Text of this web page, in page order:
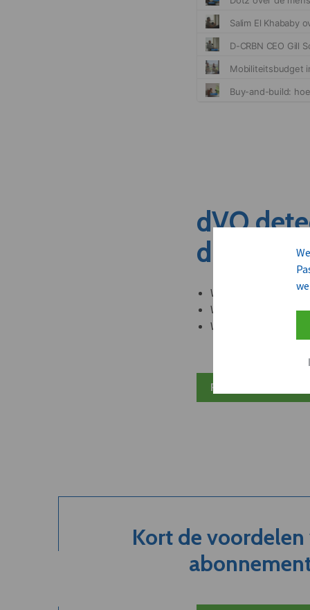
dVO
dit
Welke leveranciers
Welke bedrijven
Welke partners en
Plan 20 min inzicht
Kort de voordelen